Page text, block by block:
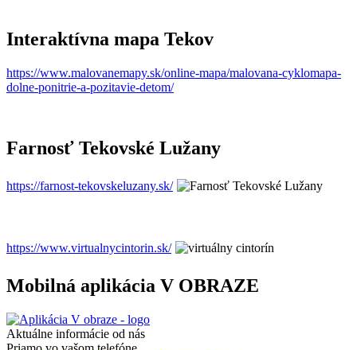
Interaktívna mapa Tekov
https://www.malovanemapy.sk/online-mapa/malovana-cyklomapa-
dolne-ponitrie-a-pozitavie-detom/
Farnosť Tekovské Lužany
https://farnost-tekovskeluzany.sk/
https://www.virtualnycintorin.sk/
Mobilná aplikácia V OBRAZE
Aktuálne informácie od nás